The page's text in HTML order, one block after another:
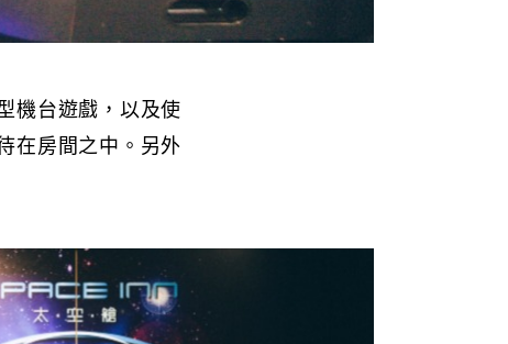
機台遊戲，以及使
在房間之中。另外